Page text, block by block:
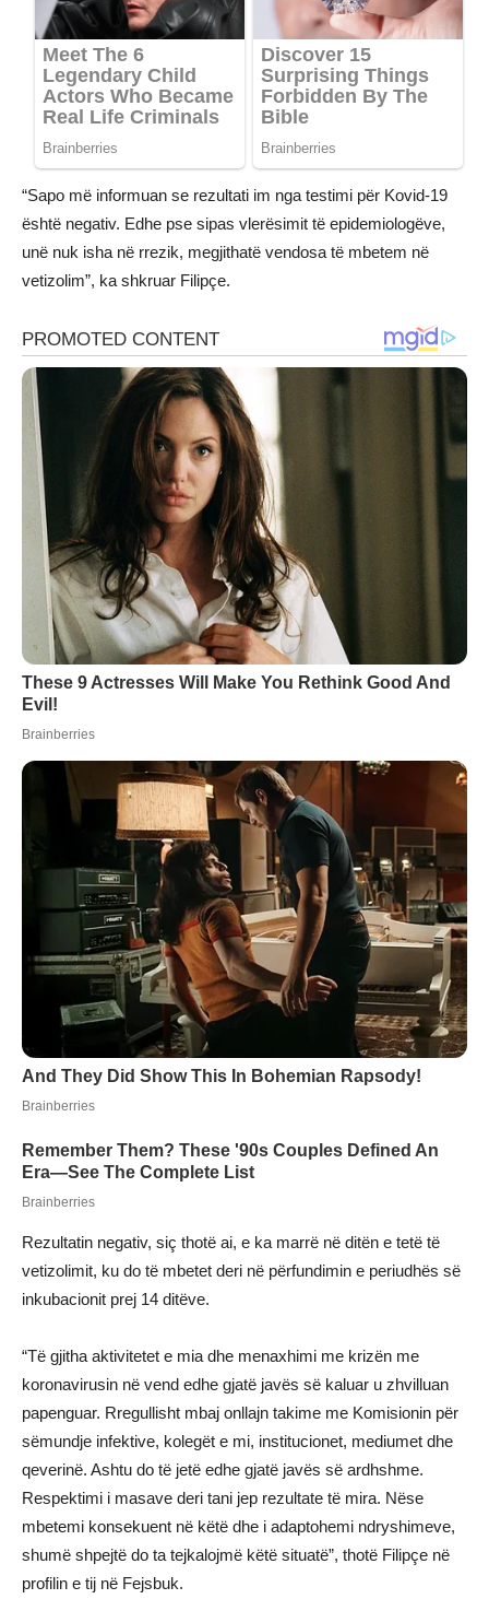
“Sapo më informuan se rezultati im nga testimi për Kovid-19
është negativ. Edhe pse sipas vlerësimit të epidemiologëve,
unë nuk isha në rrezik, megjithatë vendosa të mbetem në
vetizolim”, ka shkruar Filipçe.
Rezultatin negativ, siç thotë ai, e ka marrë në ditën e tetë të
vetizolimit, ku do të mbetet deri në përfundimin e periudhës së
inkubacionit prej 14 ditëve.
“Të gjitha aktivitetet e mia dhe menaxhimi me krizën me
koronavirusin në vend edhe gjatë javës së kaluar u zhvilluan
papenguar. Rregullisht mbaj onllajn takime me Komisionin për
sëmundje infektive, kolegët e mi, institucionet, mediumet dhe
qeverinë. Ashtu do të jetë edhe gjatë javës së ardhshme.
Respektimi i masave deri tani jep rezultate të mira. Nëse
mbetemi konsekuent në këtë dhe i adaptohemi ndryshimeve,
shumë shpejtë do ta tejkalojmë këtë situatë”, thotë Filipçe në
profilin e tij në Fejsbuk.